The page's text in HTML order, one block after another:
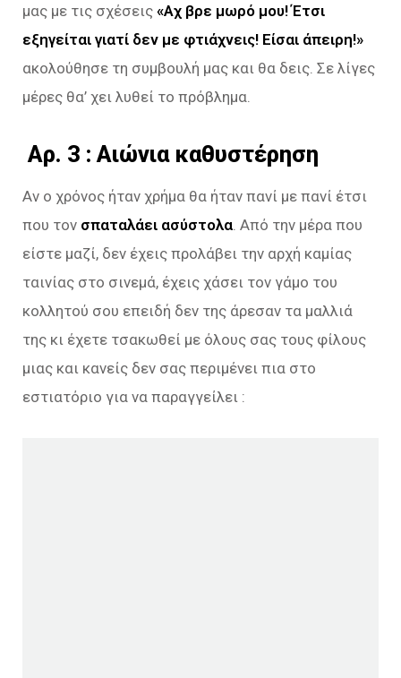
μας με τις σχέσεις «Αχ βρε μωρό μου! Έτσι
εξηγείται γιατί δεν με φτιάχνεις! Είσαι άπειρη!»
ακολούθησε τη συμβουλή μας και θα δεις. Σε λίγες
μέρες θα’ χει λυθεί το πρόβλημα.
Aρ. 3 : Αιώνια καθυστέρηση
Αν ο χρόνος ήταν χρήμα θα ήταν πανί με πανί έτσι
που τον σπαταλάει ασύστολα . Από την μέρα που
είστε μαζί, δεν έχεις προλάβει την αρχή καμίας
ταινίας στο σινεμά, έχεις χάσει τον γάμο του
κολλητού σου επειδή δεν της άρεσαν τα μαλλιά
της κι έχετε τσακωθεί με όλους σας τους φίλους
μιας και κανείς δεν σας περιμένει πια στο
εστιατόριο για να παραγγείλει :